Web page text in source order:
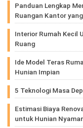
Panduan Lengkap
Ruangan Kantor
Interior Rumah Kecil
Ruang
Ide Model Teras
Hunian Impian
5 Teknologi Masa
Estimasi Biaya
untuk Hunian